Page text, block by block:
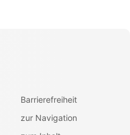
Barrierefreiheit
zur Navigation